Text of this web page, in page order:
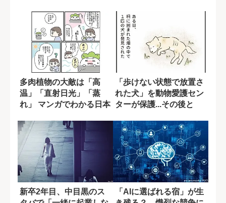
多肉植物の大敵は「高
温」「直射日光」「蒸
れ」 マンガでわかる日本
「歩けない状態で放置さ
れた犬」を動物愛護セン
ターが保護...その後と
新卒2年目、中目黒のス
「AIに選ばれる宿」が生